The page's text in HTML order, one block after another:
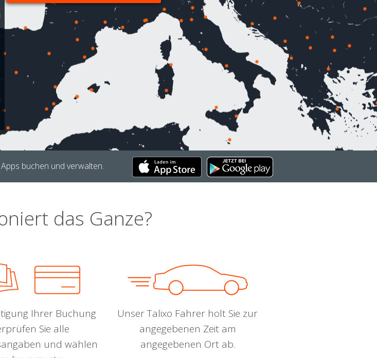
buchen und verwalten.
das Ganze?
Ihrer Buchung
Sie alle
und wählen
Unser Talixo Fahrer holt Sie zur
angegebenen Zeit am
angegebenen Ort ab.